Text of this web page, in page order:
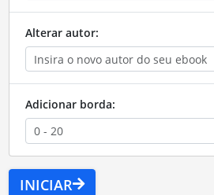
Alterar autor:
Adicionar borda:
INICIAR